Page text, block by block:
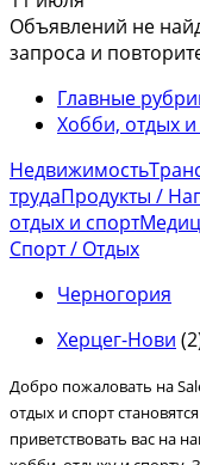
Объявлений не
запроса и
Главные
Хобби, отдых и
Недвижимость
трудаПродукты /
отдых и спорт
Спорт / Отдых
Черногория
Херцег-Нови
Добро пожаловать на
отдых и спорт
приветствовать вас на